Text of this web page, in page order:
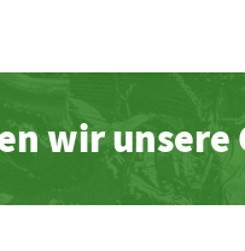
wir unsere